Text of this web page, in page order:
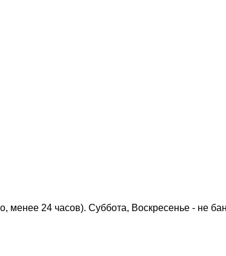
менее 24 часов). Суббота, Воскресенье - не